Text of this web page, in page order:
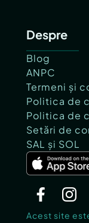
Despre
Blog
ANPC
Termeni și
Politica de
Politica de
Setări de
SAL și SOL
Acest site